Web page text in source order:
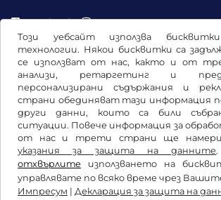
Този уебсайт използва
технологии. Някои бисквитки са
се използват от нас, както и от
анализи, ретаргетинг и
персонализирани съдържания и
страни обединяват тази информация
други данни, които са били
ситуации. Повече информация за
от нас и трети страни ще
указания за защита на данните
отхвърлите използването на
управлявате по всяко време чрез
Импресум | Декларация за защита на
Facebook Instagram
Общи условия / право на отказ
Декларация за защита на данни